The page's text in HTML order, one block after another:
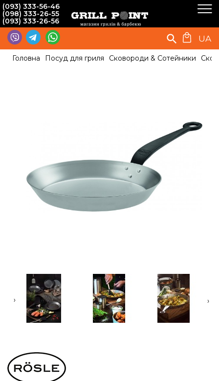
(093) 333-56-46
(098) 333-26-55
(093) 333-26-56
UA
Головна Посуд для гриля Сковороди & Сотейники
‹ ›